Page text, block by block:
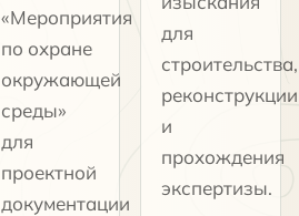
«Мероприятия
по охране
окружающей
среды»
для
проектной
документации
для
строительства,
реконструкции
и
прохождения
экспертизы.